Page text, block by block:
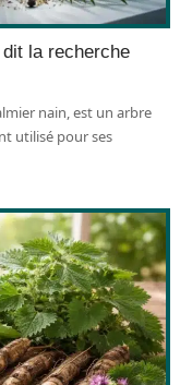
la recherche
nain, est un arbre
utilisé pour ses